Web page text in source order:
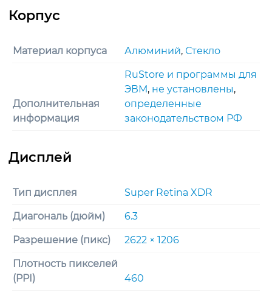
Материал корпуса Алюминий, Стекло
Дополнительная
информация
RuStore и программы для
ЭВМ, не установлены,
определенные
законодательством РФ
Тип дисплея Super Retina XDR
Диагональ (дюйм) 6.3
Разрешение (пикс) 2622 × 1206
Плотность пикселей
(PPI)
460